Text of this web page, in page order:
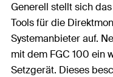
Generell stellt sich
Tools für die
Systemanbieter auf.
mit dem FGC 100 ein
Setzgerät. Dieses